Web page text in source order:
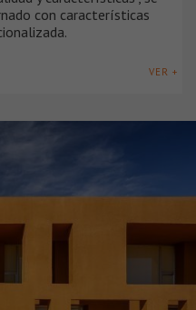
con características
VER +